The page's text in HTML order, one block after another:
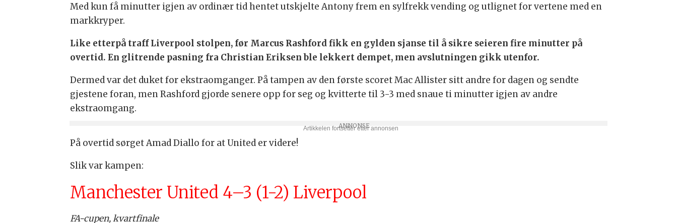
Med kun få minutter igjen av ordinær tid hentet utskjelte Antony frem en sylfrekk vending og utlignet for vertene med en
markkryper.
Like etterpå traff Liverpool stolpen, før Marcus Rashford fikk en gylden sjanse til å sikre seieren fire minutter på
overtid. En glitrende pasning fra Christian Eriksen ble lekkert dempet, men avslutningen gikk utenfor.
Dermed var det duket for ekstraomganger. På tampen av den første scoret Mac Allister sitt andre for dagen og sendte
gjestene foran, men Rashford gjorde senere opp for seg og kvitterte til 3-3 med snaue ti minutter igjen av andre
ekstraomgang.
På overtid sørget Amad Diallo for at United er videre!
Slik var kampen:
Manchester United 4–3 (1-2) Liverpool
FA-cupen, kvartfinale